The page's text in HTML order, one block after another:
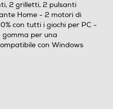
2 grilletti, 2 pulsanti
Home - 2 motori di
con tutti i giochi per PC -
gomma per una
con Windows